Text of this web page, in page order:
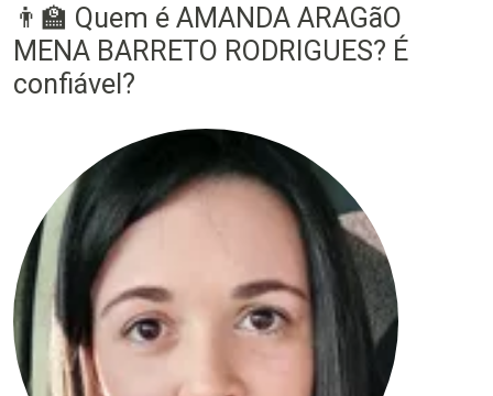
👨‍🏫 Quem é AMANDA ARAGãO
MENA BARRETO RODRIGUES? É
confiável?